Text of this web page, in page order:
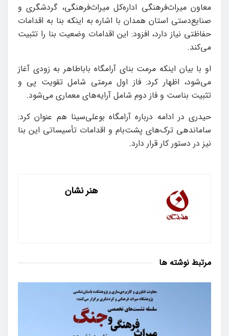
معاون میراث‌فرهنگی اداره‌کل میراث‌فرهنگی، گردشگری و
صنایع‌دستی استان همدان با اشاره به اینکه بنا به اقدامات
حفاظتی نیاز دارد، افزود: این اقدامات وضعیت بنا را تثبیت
می‌کند.‌
او با بیان اینکه مرمت بنای آرامگاه باباطاهر به زودی آغاز
می‌شود، اظهار کرد: فاز اول مرمتی شامل تقویت پی و
تثبیت بناست و فاز دوم شامل آرایه‌های معماری می‌شود.
حیدری در ادامه درباره آرامگاه بوعلی‌سینا هم عنوان کرد:
ساماندهی ترک‌های پشت‌بام و اقدامات تأسیساتی این بنا
نیز در دستور کار قرار دارد.
هنر نشان
مرتبط نوشته ها